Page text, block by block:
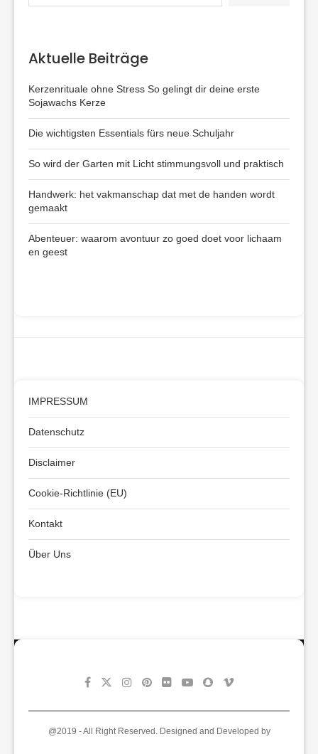
Aktuelle Beiträge
Kerzenrituale ohne Stress So gelingt dir deine erste
Sojawachs Kerze
Die wichtigsten Essentials fürs neue Schuljahr
So wird der Garten mit Licht stimmungsvoll und praktisch
Handwerk: het vakmanschap dat met de handen wordt
gemaakt
Abenteuer: waarom avontuur zo goed doet voor lichaam
en geest
IMPRESSUM
Datenschutz
Disclaimer
Cookie-Richtlinie (EU)
Kontakt
Über Uns
@2019 - All Right Reserved. Designed and Developed by